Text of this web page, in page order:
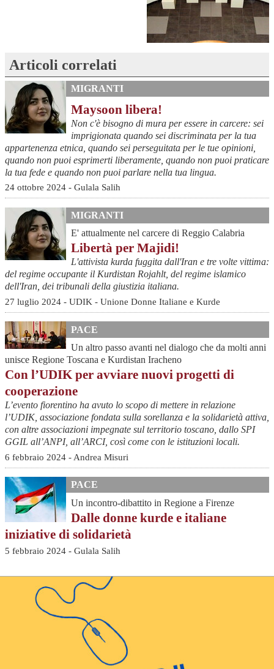
Articoli correlati
MIGRANTI
Maysoon libera!
Non c'è bisogno di mura per essere in carcere: sei
imprigionata quando sei discriminata per la tua
appartenenza etnica, quando sei perseguitata per le tue opinioni,
quando non puoi esprimerti liberamente, quando non puoi praticare
la tua fede e quando non puoi parlare nella tua lingua.
24 ottobre 2024 - Gulala Salih
MIGRANTI
E' attualmente nel carcere di Reggio Calabria
Libertà per Majidi!
L'attivista kurda fuggita dall'Iran e tre volte vittima:
del regime occupante il Kurdistan Rojahlt, del regime islamico
dell'Iran, dei tribunali della giustizia italiana.
27 luglio 2024 - UDIK - Unione Donne Italiane e Kurde
PACE
Un altro passo avanti nel dialogo che da molti anni
unisce Regione Toscana e Kurdistan Iracheno
Con l’UDIK per avviare nuovi progetti di
cooperazione
L’evento fiorentino ha avuto lo scopo di mettere in relazione
l’UDIK, associazione fondata sulla sorellanza e la solidarietà attiva,
con altre associazioni impegnate sul territorio toscano, dallo SPI
GGIL all’ANPI, all’ARCI, così come con le istituzioni locali.
6 febbraio 2024 - Andrea Misuri
PACE
Un incontro-dibattito in Regione a Firenze
Dalle donne kurde e italiane
iniziative di solidarietà
5 febbraio 2024 - Gulala Salih